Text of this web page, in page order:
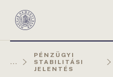
Magyar
...
PÉNZÜGYI
STABILITÁSI
JELENTÉS